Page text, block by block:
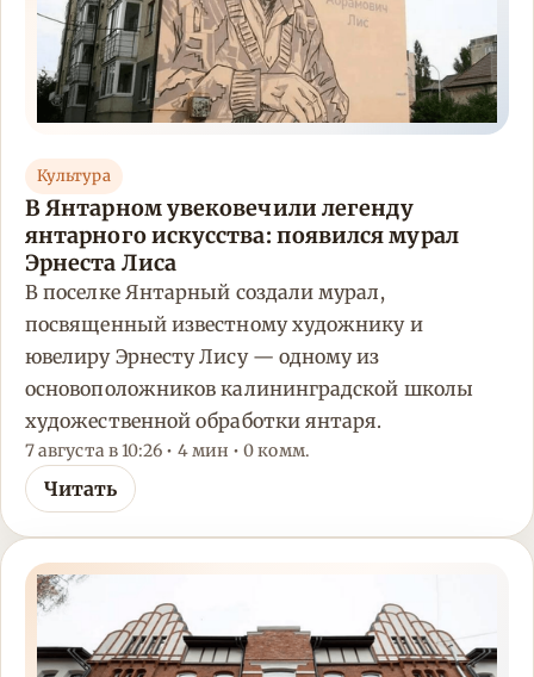
Культура
В Янтарном увековечили легенду
янтарного искусства: появился мурал
Эрнеста Лиса
В поселке Янтарный создали мурал,
посвященный известному художнику и
ювелиру Эрнесту Лису — одному из
основоположников калининградской школы
художественной обработки янтаря.
7 августа в 10:26 • 4 мин • 0 комм.
Читать